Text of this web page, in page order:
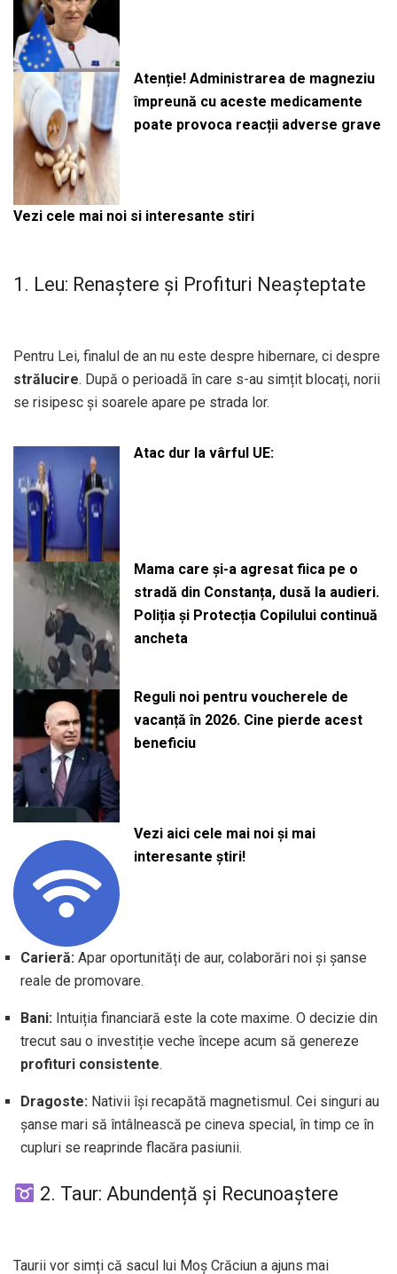
Atenție! Administrarea de magneziu
împreună cu aceste medicamente
poate provoca reacții adverse grave
Vezi cele mai noi si interesante stiri
1. Leu: Renaștere și Profituri Neașteptate
Pentru Lei, finalul de an nu este despre hibernare, ci despre
strălucire. După o perioadă în care s-au simțit blocați, norii
se risipesc și soarele apare pe strada lor.
Atac dur la vârful UE:
Mama care și-a agresat fiica pe o
stradă din Constanța, dusă la audieri.
Poliția și Protecția Copilului continuă
ancheta
Reguli noi pentru voucherele de
vacanță în 2026. Cine pierde acest
beneficiu
Vezi aici cele mai noi și mai
interesante știri!
Carieră: Apar oportunități de aur, colaborări noi și șanse
reale de promovare.
Bani: Intuiția financiară este la cote maxime. O decizie din
trecut sau o investiție veche începe acum să genereze
profituri consistente.
Dragoste: Nativii își recapătă magnetismul. Cei singuri au
șanse mari să întâlnească pe cineva special, în timp ce în
cupluri se reaprinde flacăra pasiunii.
2. Taur: Abundență și Recunoaștere
Taurii vor simți că sacul lui Moș Crăciun a ajuns mai